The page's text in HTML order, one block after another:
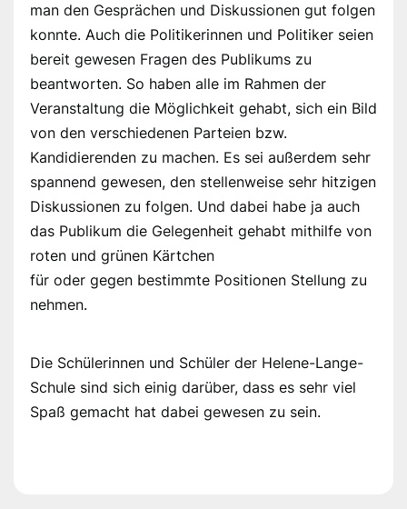
man den Gesprächen und Diskussionen gut folgen
konnte. Auch die Politikerinnen und Politiker seien
bereit gewesen Fragen des Publikums zu
beantworten. So haben alle im Rahmen der
Veranstaltung die Möglichkeit gehabt, sich ein Bild
von den verschiedenen Parteien bzw.
Kandidierenden zu machen. Es sei außerdem sehr
spannend gewesen, den stellenweise sehr hitzigen
Diskussionen zu folgen. Und dabei habe ja auch
das Publikum die Gelegenheit gehabt mithilfe von
roten und grünen Kärtchen
für oder gegen bestimmte Positionen Stellung zu
nehmen.
Die Schülerinnen und Schüler der Helene-Lange-
Schule sind sich einig darüber, dass es sehr viel
Spaß gemacht hat dabei gewesen zu sein.